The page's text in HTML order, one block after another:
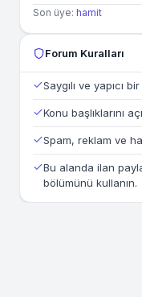
Son üye: hamit
Forum Kuralları
Saygılı ve yapıcı
Konu başlıklarını
Spam, reklam ve
Bu alanda ilan
bölümünü kullanın.